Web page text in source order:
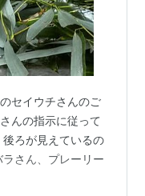
セイウチさんのご
んの指示に従って
ろが見えているの
さん、プレーリー